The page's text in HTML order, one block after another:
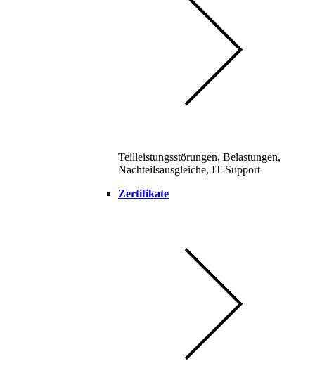
Teilleistungsstörungen, Belastungen,
Nachteilsausgleiche, IT-Support
Zertifikate